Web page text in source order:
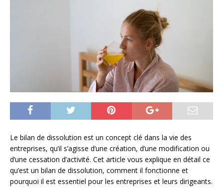
Le bilan de dissolution est un concept clé dans la vie des
entreprises, qu’il s’agisse d’une création, d’une modification ou
d’une cessation d’activité. Cet article vous explique en détail ce
qu’est un bilan de dissolution, comment il fonctionne et
pourquoi il est essentiel pour les entreprises et leurs dirigeants.